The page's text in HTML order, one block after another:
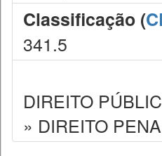
Classificação (
341.5
DIREITO
» DIREITO